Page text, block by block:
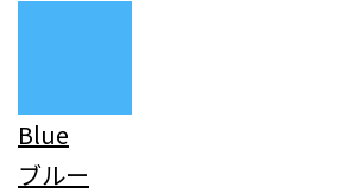
Blue
ブルー